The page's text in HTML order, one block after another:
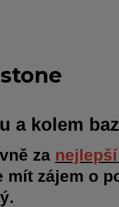
a kolem
za
mít zájem o